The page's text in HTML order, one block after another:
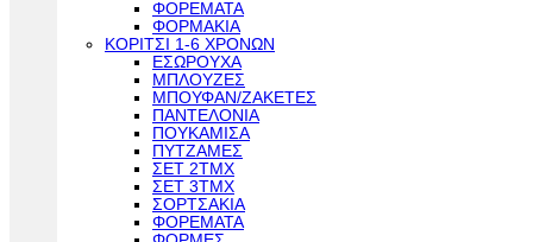
ΦΟΡΕΜΑΤΑ
ΦΟΡΜΑΚΙΑ
ΚΟΡΙΤΣΙ 1-6 ΧΡΟΝΩΝ
ΕΣΩΡΟΥΧΑ
ΜΠΛΟΥΖΕΣ
ΜΠΟΥΦΑΝ/ΖΑΚΕΤΕΣ
ΠΑΝΤΕΛΟΝΙΑ
ΠΟΥΚΑΜΙΣΑ
ΠΥΤΖΑΜΕΣ
ΣΕΤ 2ΤΜΧ
ΣΕΤ 3ΤΜΧ
ΣΟΡΤΣΑΚΙΑ
ΦΟΡΕΜΑΤΑ